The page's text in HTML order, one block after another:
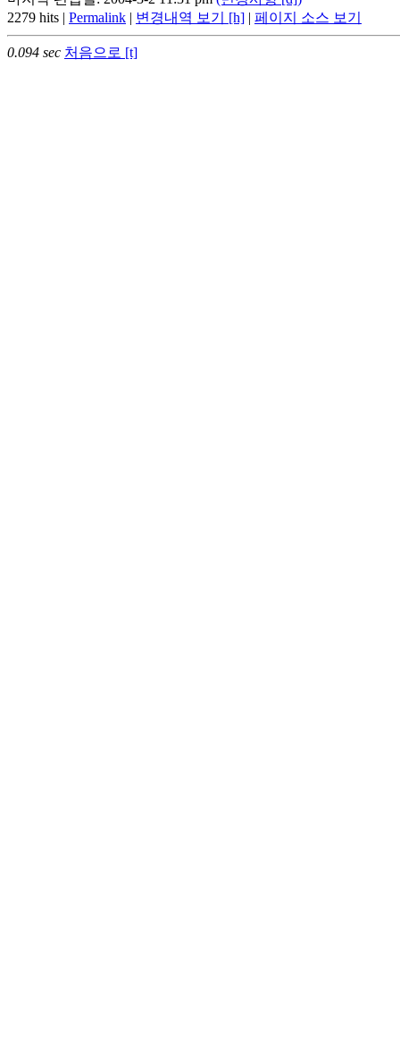
2279 hits | Permalink | 변경내역 보기 [h] | 페이지 소스 보기
0.094 sec 처음으로 [t]